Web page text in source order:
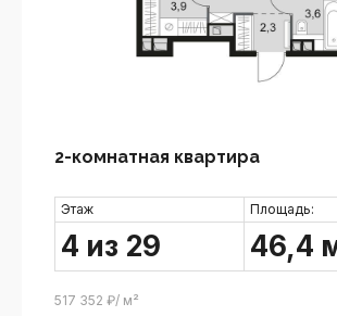
2-комнатная квартира
Этаж Площадь:
4 из 29 46,4
517 352 ₽/ м²